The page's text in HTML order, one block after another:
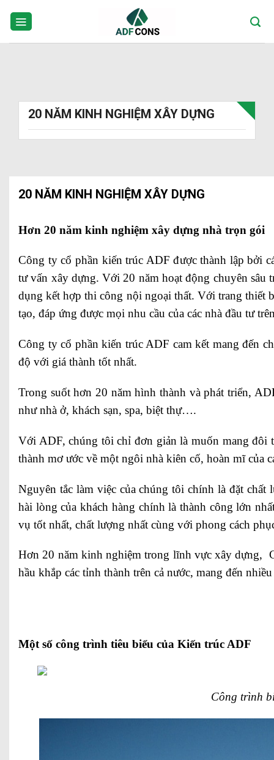
20 NĂM KINH NGHIỆM XÂY DỰNG
20 NĂM KINH NGHIỆM XÂY DỰNG
Hơn 20 năm kinh nghiệm xây dựng nhà trọn gói
Công ty cổ phần kiến trúc ADF được thành lập bởi
tư vấn xây dựng. Với 20 năm hoạt động chuyên
dụng kết hợp thi công nội ngoại thất. Với trang thiết
tạo, đáp ứng được mọi nhu cầu của các nhà đầu tư
Công ty cổ phần kiến trúc ADF cam kết mang đến
độ với giá thành tốt nhất.
Trong suốt hơn 20 năm hình thành và phát triển,
như nhà ở, khách sạn, spa, biệt thự….
Với ADF, chúng tôi chỉ đơn giản là muốn mang đôi
thành mơ ước về một ngôi nhà kiên cố, hoàn mĩ của
Nguyên tắc làm việc của chúng tôi chính là đặt
hài lòng của khách hàng chính là thành công lớn
vụ tốt nhất, chất lượng nhất cùng với phong cách
Hơn 20 năm kinh nghiệm trong lĩnh vực xây dựng,
hầu khắp các tỉnh thành trên cả nước, mang đến
Một số công trình tiêu biểu của Kiến trúc ADF
Công trình